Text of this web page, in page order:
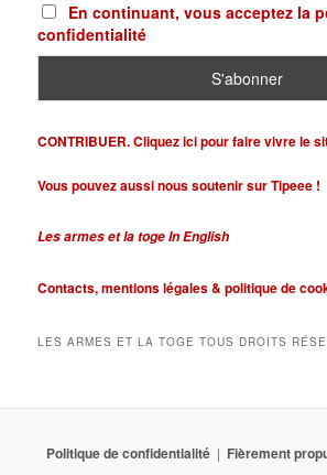
En continuant, vous acceptez la
confidentialité
CONTRIBUER. Cliquez ici pour faire vivre le
Vous pouvez aussi nous soutenir sur Tipeee !
Les armes et la toge In English
Contacts,mentions légales & politique de
LES ARMES ET LA TOGE TOUS DROITS
Politique de confidentialité Fièrement